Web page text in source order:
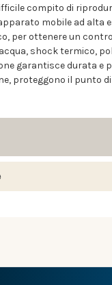
compito di
mobile ad alta
per ottenere un
shock termico,
garantisce durata e
proteggono il punto